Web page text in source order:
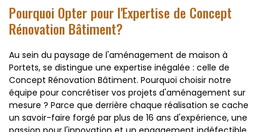
Pourquoi Opter pour l'Expertise de Concept
Rénovation Bâtiment?
Au sein du paysage de l'aménagement de maison à
Portets, se distingue une expertise inégalée : celle de
Concept Rénovation Bâtiment. Pourquoi choisir notre
équipe pour concrétiser vos projets d'aménagement sur
mesure ? Parce que derrière chaque réalisation se cache
un savoir-faire forgé par plus de 16 ans d'expérience, une